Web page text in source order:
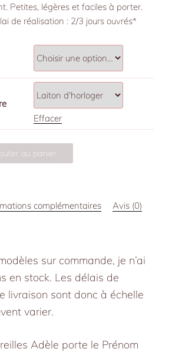
Petites, légères et faciles à porter.
de réalisation : 2/3 jours ouvrés*
Effacer
au panier
complémentaires Avis (0)
sur commande, je n’ai
en stock. Les délais de
livraison sont donc à échelle
varier.
Adèle porte le Prénom